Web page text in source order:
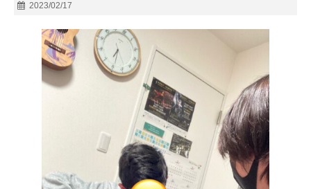
2023/02/17